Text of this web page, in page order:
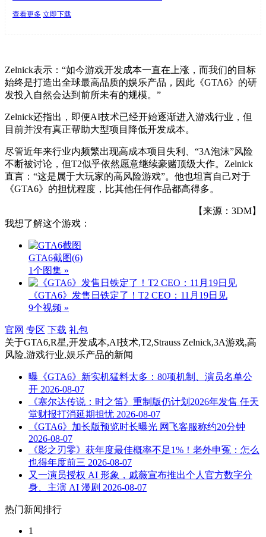
查看更多 立即下载
Zelnick表示：“如今游戏开发成本一直在上涨，而我们的目标
始终是打造出全球最高品质的娱乐产品，因此《GTA6》的研
发投入自然会达到前所未有的规模。”
Zelnick还指出，即便AI技术已经开始逐渐进入游戏行业，但
目前并没有真正帮助大型项目降低开发成本。
尽管近年来行业内频繁出现高成本项目失利、“3A泡沫”风险
不断被讨论，但T2似乎依然愿意继续豪赌顶级大作。Zelnick
直言：“这是属于大玩家的高风险游戏”。他也坦言自己对于
《GTA6》的担忧程度，比其他任何作品都高得多。
【来源：3DM】
我想了解这个游戏：
GTA6截图(6)
1个图集 »
《GTA6》发售日铁定了！T2 CEO：11月19日见
9个视频 »
官网 专区 下载 礼包
关于GTA6,R星,开发成本,AI技术,T2,Strauss Zelnick,3A游戏,高
风险,游戏行业,娱乐产品的新闻
曝《GTA6》新实机猛料太多：80项机制、演员名单公
开 2026-08-07
《塞尔达传说：时之笛》重制版仍计划2026年发售 任天
堂财报打消延期担忧 2026-08-07
《GTA6》加长版预览时长曝光 网飞客服称约20分钟
2026-08-07
《影之刃零》获年度最佳概率不足1%！老外申冤：怎么
也得年度前三 2026-08-07
又一演员授权 AI 形象，戚薇宣布推出个人官方数字分
身、主演 AI 漫剧 2026-08-07
热门新闻排行
1